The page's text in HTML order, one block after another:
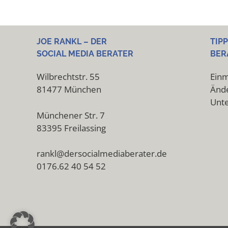
JOE RANKL – DER
SOCIAL MEDIA BERATER
Wilbrechtstr. 55
81477 München
Münchener Str. 7
83395 Freilassing
rankl@dersocialmediaberater.de
0176.62 40 54 52